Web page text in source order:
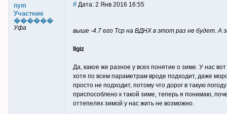
nym
Участник
������
Уфа
# Дата: 2 Янв 2016 16:55
выше -4.7 его Тср на ВДНХ в этот раз не будет. А
Ilgiz
Да, какое же разное у всех понятие о зиме. У нас
хотя по всем параметрам вроде подходит, даже
просто не подходит, потому что дорог в такую
приспособлено к такой зиме, теперь я понимаю,
оттепелях зимой у нас жить не возможно.